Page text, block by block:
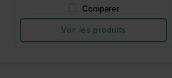
Comparer
Voir les produits